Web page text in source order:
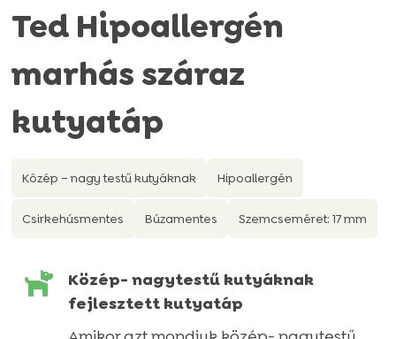
Értékelés
4.95az 5-
értékelés
Ted Hipoallergén
marhás száraz
kutyatáp
Közép – nagy testű kutyáknak Hipoallergén
Csirkehúsmentes Búzamentes Szemcseméret: 17 mm

Közép- nagytestű kutyáknak
fejlesztett kutyatáp